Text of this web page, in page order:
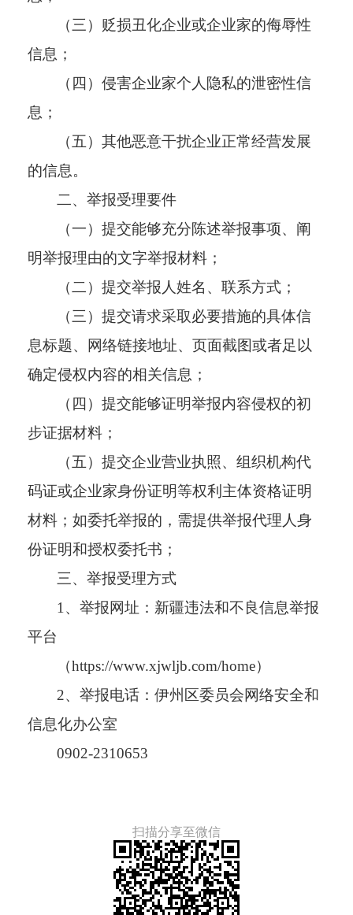
（三）贬损丑化企业或企业家的侮辱性
信息；
（四）侵害企业家个人隐私的泄密性信
息；
（五）其他恶意干扰企业正常经营发展
的信息。
二、举报受理要件
（一）提交能够充分陈述举报事项、阐
明举报理由的文字举报材料；
（二）提交举报人姓名、联系方式；
（三）提交请求采取必要措施的具体信
息标题、网络链接地址、页面截图或者足以
确定侵权内容的相关信息；
（四）提交能够证明举报内容侵权的初
步证据材料；
（五）提交企业营业执照、组织机构代
码证或企业家身份证明等权利主体资格证明
材料；如委托举报的，需提供举报代理人身
份证明和授权委托书；
三、举报受理方式
1、举报网址：新疆违法和不良信息举报
平台
（https://www.xjwljb.com/home）
2、举报电话：伊州区委员会网络安全和
信息化办公室
0902-2310653
扫描分享至微信